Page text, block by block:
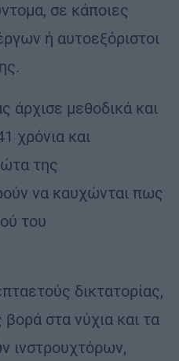
σε κάποιες
ή αυτοεξόριστοι
άρχισε μεθοδικά και
χρόνια και
της
να καυχώνται πως
του
δικτατορίας,
στα νύχια και τα
ινστρουχτόρων,